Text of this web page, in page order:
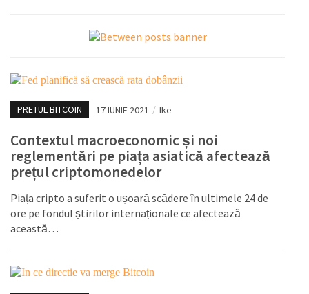
PRETUL BITCOIN 17 IUNIE 2021 / Ike
Contextul macroeconomic și noi
reglementări pe piața asiatică afectează
prețul criptomonedelor
Piața cripto a suferit o ușoară scădere în ultimele 24 de
ore pe fondul știrilor internaționale ce afectează
această…